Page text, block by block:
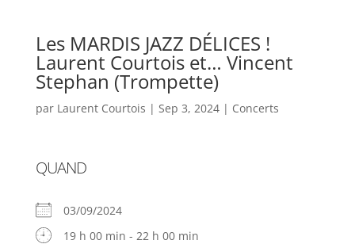
Les MARDIS JAZZ DÉLICES !
Laurent Courtois et… Vincent
Stephan (Trompette)
par Laurent Courtois | Sep 3, 2024| Concerts
QUAND
03/09/2024
19 h 00 min - 22 h 00 min